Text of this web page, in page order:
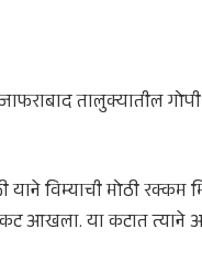
तालुक्यातील
याने विम्याची मोठी
कट आखला. या कटात